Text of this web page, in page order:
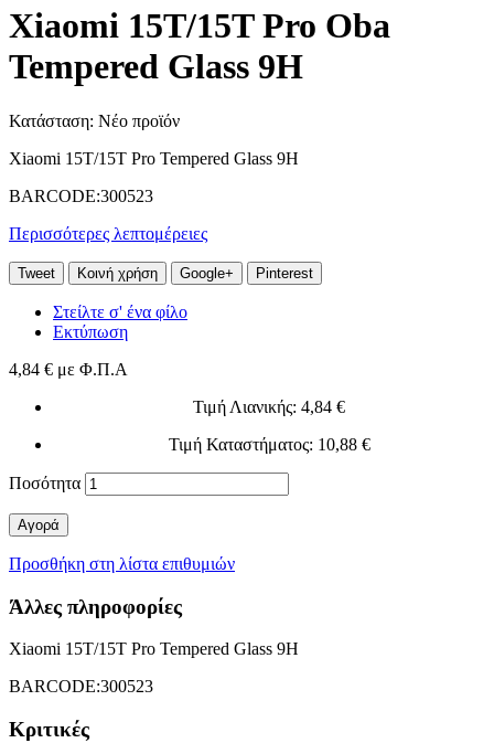
Xiaomi 15T/15T Pro Oba
Tempered Glass 9H
Κατάσταση: Νέο προϊόν
Xiaomi 15T/15T Pro Tempered Glass 9H
BARCODE:300523
Περισσότερες λεπτομέρειες
Tweet Κοινή χρήση Google+ Pinterest
Στείλτε σ' ένα φίλο
Εκτύπωση
4,84 € με Φ.Π.Α
Τιμή Λιανικής: 4,84 €
Τιμή Καταστήματος: 10,88 €
Ποσότητα
Αγορά
Προσθήκη στη λίστα επιθυμιών
Άλλες πληροφορίες
Xiaomi 15T/15T Pro Tempered Glass 9H
BARCODE:300523
Κριτικές